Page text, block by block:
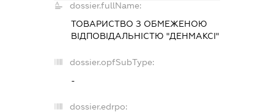
dossier.fullName:
ТОВАРИСТВО З ОБМЕЖЕНОЮ
ВІДПОВІДАЛЬНІСТЮ "ДЕНМАКСІ"
dossier.opfSubType:
-
dossier.edrpo: